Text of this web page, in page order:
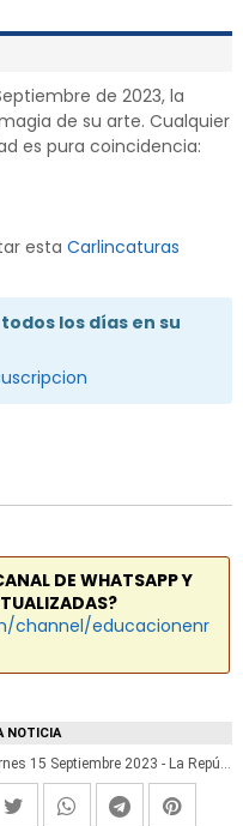
de 2023, la
de su arte. Cualquier
es pura coincidencia:
esta Carlincaturas
todos los días en su
DE WHATSAPP Y
channel/educacionenr
NOTICIA
Carlincaturas Viernes 15 Septiembre 2023 - La República